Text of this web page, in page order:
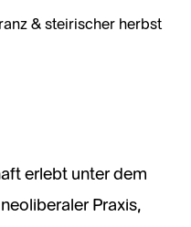
& steirischer herbst
erlebt unter dem
Praxis,